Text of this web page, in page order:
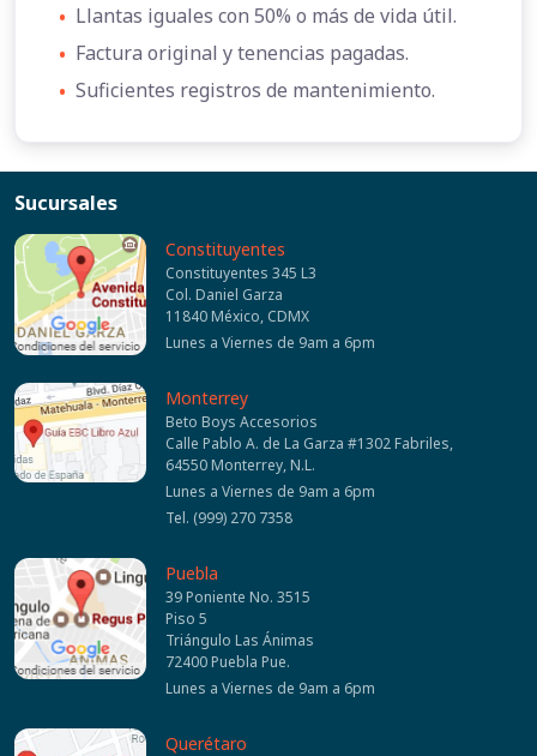
• Llantas iguales con 50% o más de vida útil.
• Factura original y tenencias pagadas.
• Suficientes registros de mantenimiento.
Sucursales
Constituyentes
Constituyentes 345 L3
Col. Daniel Garza
11840 México, CDMX
Lunes a Viernes de 9am a 6pm
Monterrey
Beto Boys Accesorios
Calle Pablo A. de La Garza #1302 Fabriles,
64550 Monterrey, N.L.
Lunes a Viernes de 9am a 6pm
Tel. (999) 270 7358
Puebla
39 Poniente No. 3515
Piso 5
Triángulo Las Ánimas
72400 Puebla Pue.
Lunes a Viernes de 9am a 6pm
Querétaro